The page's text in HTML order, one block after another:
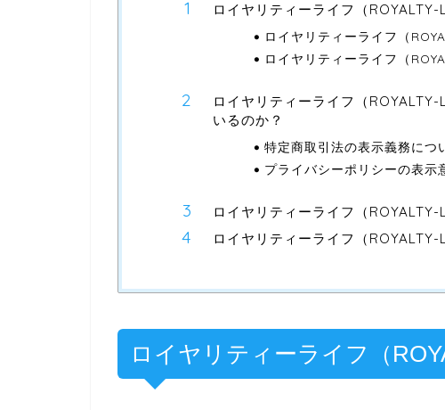
ロイヤリティーライフ（ROYALTY-
ロイヤリティーライフ（
ロイヤリティーライフ（
ロイヤリティーライフ（
いるのか？
特定商取引法の表示義務につ
プライバシーポリシーの表示
ロイヤリティーライフ（ROYALTY-
ロイヤリティーライフ（
ロイヤリティーライフ（